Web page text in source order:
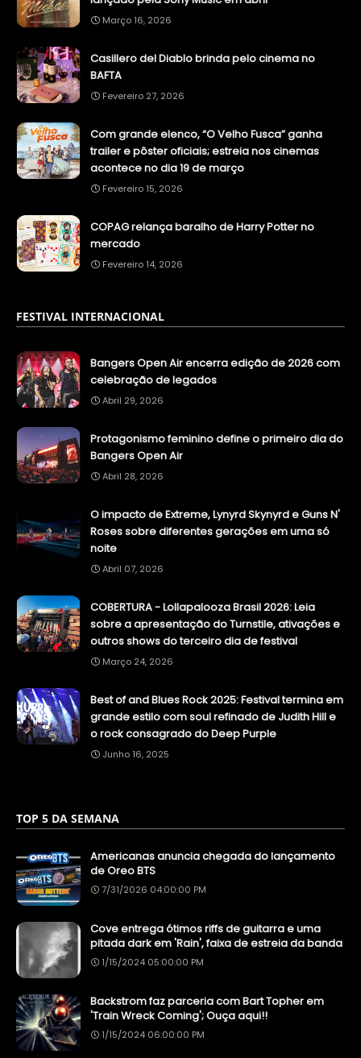
Março 16, 2026
Casillero del Diablo brinda pelo cinema no
BAFTA
Fevereiro 27, 2026
Com grande elenco, “O Velho Fusca” ganha
trailer e pôster oficiais; estreia nos cinemas
acontece no dia 19 de março
Fevereiro 15, 2026
COPAG relança baralho de Harry Potter no
mercado
Fevereiro 14, 2026
FESTIVAL INTERNACIONAL
Bangers Open Air encerra edição de 2026 com
celebração de legados
Abril 29, 2026
Protagonismo feminino define o primeiro dia do
Bangers Open Air
Abril 28, 2026
O impacto de Extreme, Lynyrd Skynyrd e Guns N'
Roses sobre diferentes gerações em uma só
noite
Abril 07, 2026
COBERTURA - Lollapalooza Brasil 2026: Leia
sobre a apresentação do Turnstile, ativações e
outros shows do terceiro dia de festival
Março 24, 2026
Best of and Blues Rock 2025: Festival termina em
grande estilo com soul refinado de Judith Hill e
o rock consagrado do Deep Purple
Junho 16, 2025
TOP 5 DA SEMANA
Americanas anuncia chegada do lançamento
de Oreo BTS
7/31/2026 04:00:00 PM
Cove entrega ótimos riffs de guitarra e uma
pitada dark em 'Rain', faixa de estreia da banda
1/15/2024 05:00:00 PM
Backstrom faz parceria com Bart Topher em
'Train Wreck Coming'; Ouça aqui!!
1/15/2024 06:00:00 PM